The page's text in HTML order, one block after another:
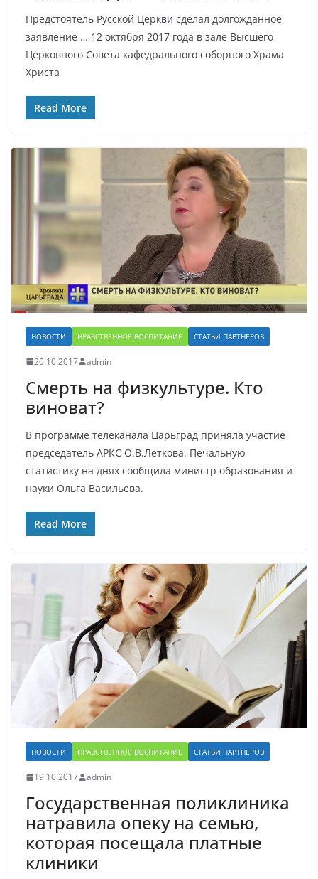
Предстоятель Русской Церкви сделал долгожданное
заявление … 12 октября 2017 года в зале Высшего
Церковного Совета кафедрального соборного Храма
Христа
Read More
НОВОСТИ НРАВСТВЕННОЕ ВОСПИТАНИЕ СТАТЬИ ПАРТНЕРОВ
20.10.2017 admin
Смерть на физкультуре. Кто
виноват?
В программе телеканала Царьград приняла участие
председатель АРКС О.В.Леткова. Печальную
статистику на днях сообщила министр образования и
науки Ольга Васильева.
Read More
НОВОСТИ НРАВСТВЕННОЕ ВОСПИТАНИЕ СТАТЬИ ПАРТНЕРОВ
19.10.2017 admin
Государственная поликлиника
натравила опеку на семью,
которая посещала платные
клиники